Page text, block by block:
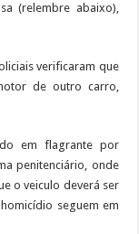
(relembre abaixo),
verificaram que
de outro carro,
em flagrante por
penitenciário, onde
o veiculo deverá ser
seguem em